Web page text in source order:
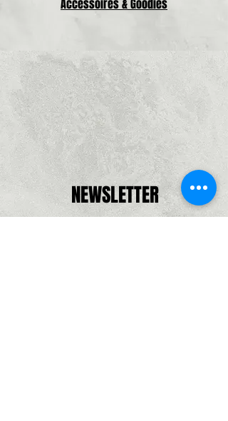
Accessoires & Goodies
NEWSLETTER